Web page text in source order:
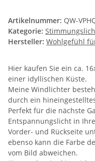
Artikelnummer: QW-
Kategorie:
Hersteller: Wohlgefühl
Hier kaufen Sie ein ca.
einer idyllischen Küste.
Meine Windlichter
durch ein
Perfekt für die nächste
Entspannungslicht in
Vorder- und Rückseite
ebenso kann die Farbe
vom Bild abweichen.